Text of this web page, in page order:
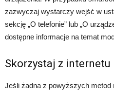
zazwyczaj wystarczy wejść w
sekcję „O telefonie” lub „O
dostępne informacje na temat
Skorzystaj z internetu
Jeśli żadna z powyższych metod